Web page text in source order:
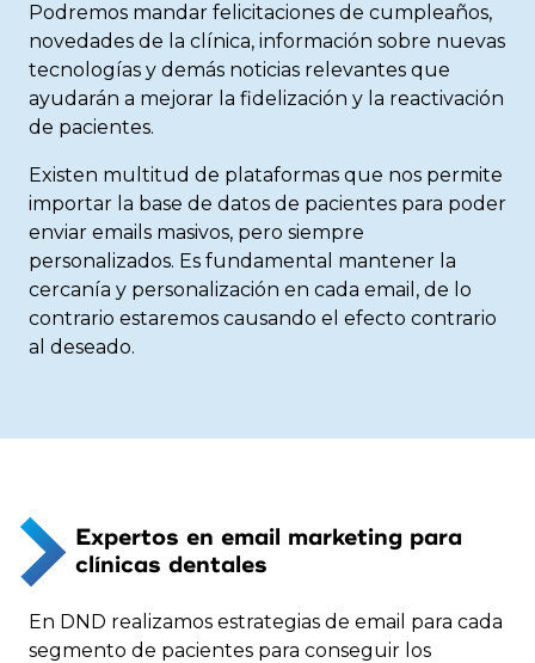
Podremos mandar felicitaciones de cumpleaños,
novedades de la clínica, información sobre nuevas
tecnologías y demás noticias relevantes que
ayudarán a mejorar la fidelización y la reactivación
de pacientes.
Existen multitud de plataformas que nos permite
importar la base de datos de pacientes para poder
enviar emails masivos, pero siempre
personalizados. Es fundamental mantener la
cercanía y personalización en cada email, de lo
contrario estaremos causando el efecto contrario
al deseado.
Expertos en email marketing para
clínicas dentales
En DND realizamos estrategias de email para cada
segmento de pacientes para conseguir los